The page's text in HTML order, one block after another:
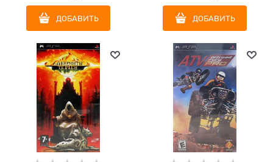
ДОБАВИТЬ ДОБАВИТЬ